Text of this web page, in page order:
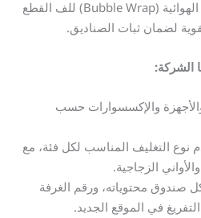
الكراتين المقوّاة، والفقاعات الهوائية (Bubble Wrap) للف القطع
لضمان ثبات الصناديق.
الشركة:
والإكسسوارات حسب
نوع التغليف المناسب لكل فئة، مع
الزجاجية.
صندوق محتوياته، ورقم الغرفة
في الموقع الجديد.